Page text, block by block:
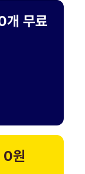
개 무료
0원